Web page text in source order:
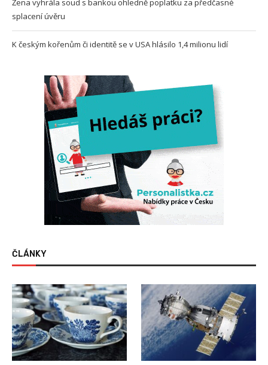
Žena vyhrála soud s bankou ohledně poplatku za předčasné
splacení úvěru
K českým kořenům či identitě se v USA hlásilo 1,4 milionu lidí
ČLÁNKY